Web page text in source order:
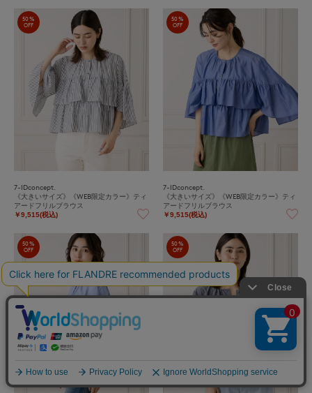
50%
OFF
7-IDconcept.
《大きいサイズ》《WEB限定カラー》ティ
アードフリルブラウス
￥9,515(税込)
50%
OFF
7-IDconcept.
《大きいサイズ》《WEB限定カラー》ティ
アードフリルブラウス
￥9,515(税込)
50%
OFF
50%
OFF